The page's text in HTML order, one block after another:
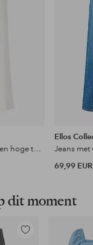
Wijde pantalon met een hoge taille
Ellos
Jeans met
69,99 EUR
dit moment
Toevoegen